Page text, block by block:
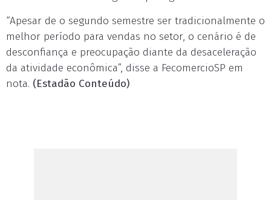
“Apesar de o segundo semestre ser tradicionalmente o
melhor período para vendas no setor, o cenário é de
desconfiança e preocupação diante da desaceleração
da atividade econômica”, disse a FecomercioSP em
nota. (Estadão Conteúdo)